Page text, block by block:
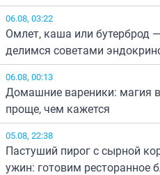
06.08, 03:22
Омлет, каша или бутерброд
делимся советами
06.08, 00:13
Домашние вареники: магия
проще, чем кажется
05.08, 22:38
Пастуший пирог с сырной
ужин: готовим ресторанное